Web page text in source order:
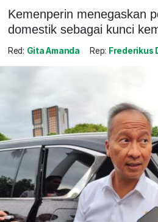
Kemenperin menegaskan
domestik sebagai kunci
Red: Gita Amanda Rep: Frederikus